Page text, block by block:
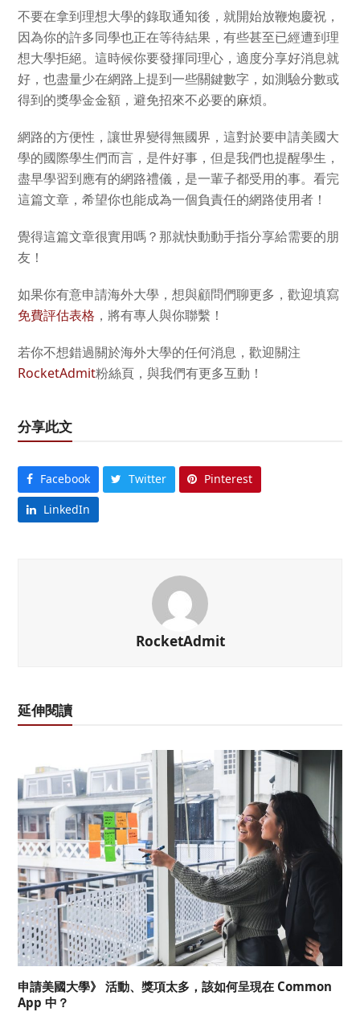
不要在拿到理想大學的錄取通知後，就開始放鞭炮慶祝，
因為你的許多同學也正在等待結果，有些甚至已經遭到理
想大學拒絕。這時候你要發揮同理心，適度分享好消息就
好，也盡量少在網路上提到一些關鍵數字，如測驗分數或
得到的獎學金金額，避免招來不必要的麻煩。
網路的方便性，讓世界變得無國界，這對於要申請美國大
學的國際學生們而言，是件好事，但是我們也提醒學生，
盡早學習到應有的網路禮儀，是一輩子都受用的事。看完
這篇文章，希望你也能成為一個負責任的網路使用者！
覺得這篇文章很實用嗎？那就快動動手指分享給需要的朋
友！
如果你有意申請海外大學，想與顧問們聊更多，歡迎填寫
免費評估表格 ，將有專人與你聯繫！
若你不想錯過關於海外大學的任何消息，歡迎關注
RocketAdmit粉絲頁，與我們有更多互動！
分享此文
Facebook Twitter
Pinterest
LinkedIn
RocketAdmit
延伸閱讀
申請美國大學》 活動、獎項太多，該如何呈現在 Common
App 中？